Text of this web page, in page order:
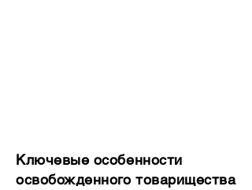
Ключевые особенности
освобожденного товарищества